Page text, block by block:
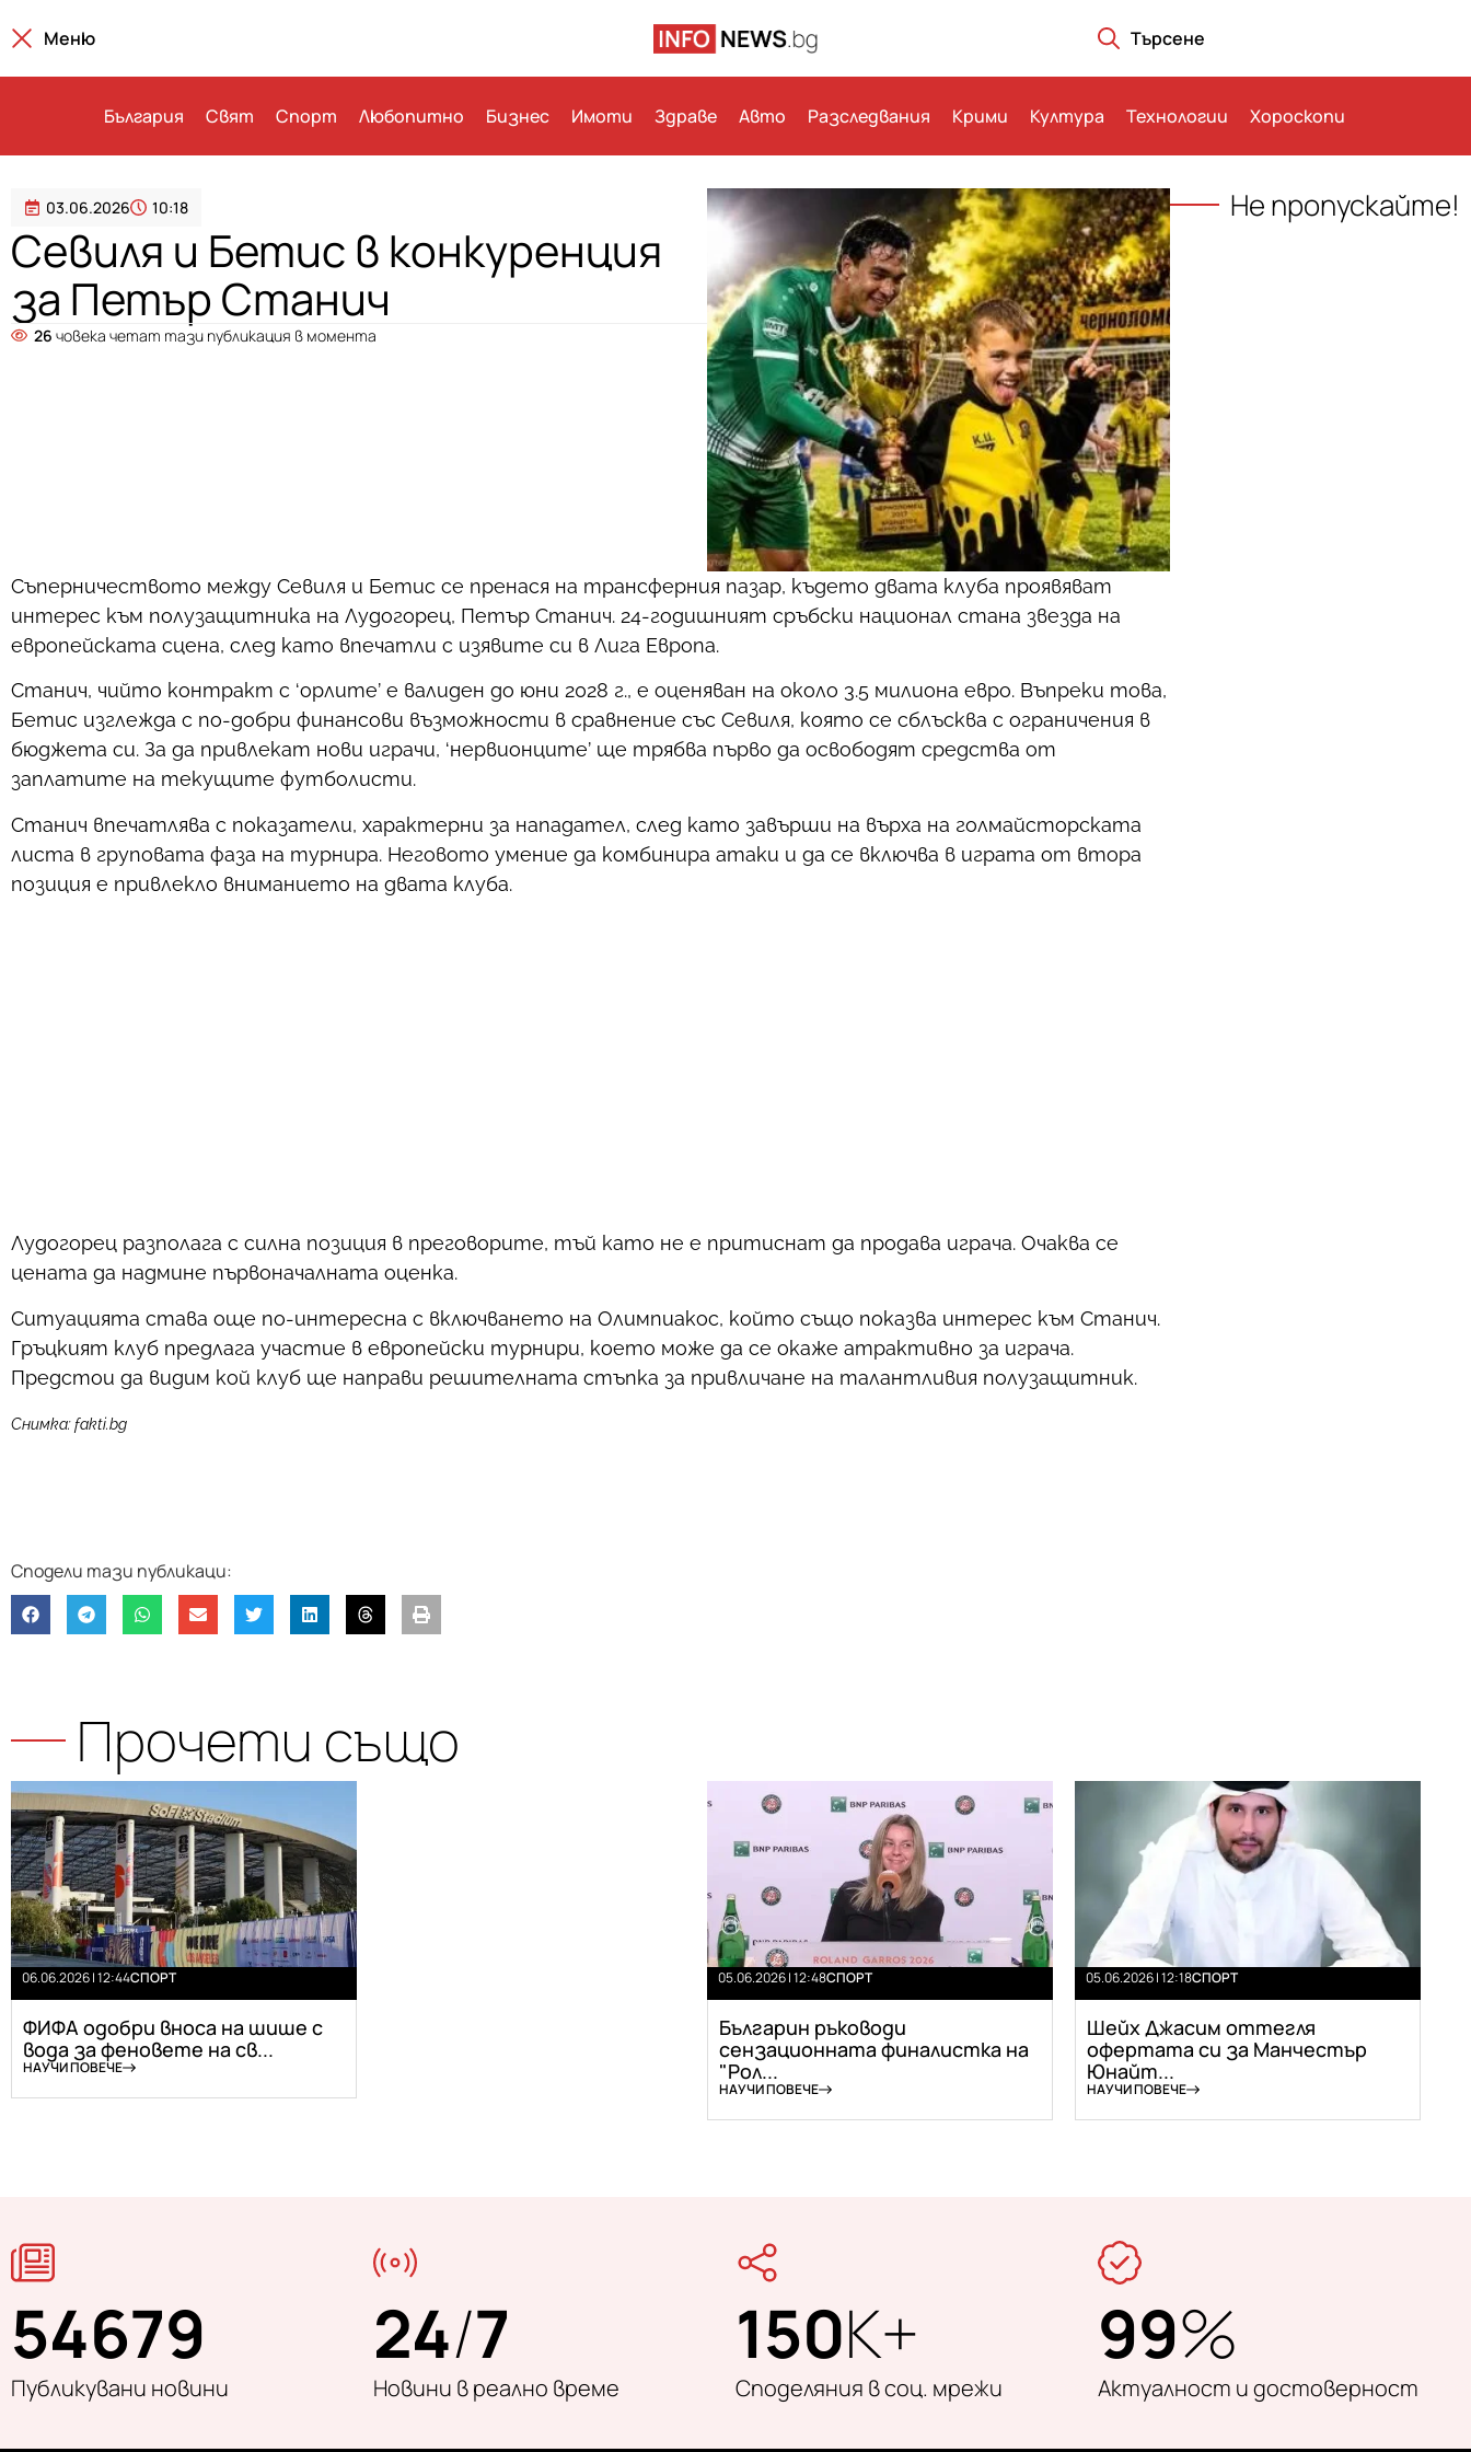
Меню Търсене
България Свят Спорт Любопитно Бизнес Имоти Здраве Авто Разследвания Крими Култура Технологии Хороскопи
03.06.2026 10:18
Севиля и Бетис в конкуренция
за Петър Станич
26 човека четат тази публикация в момента
Съперничеството между Севиля и Бетис се пренася на трансферния пазар, където двата клуба проявяват
интерес към полузащитника на Лудогорец, Петър Станич. 24-годишният сръбски национал стана звезда на
европейската сцена, след като впечатли с изявите си в Лига Европа.
Станич, чийто контракт с ‘орлите’ е валиден до юни 2028 г., е оценяван на около 3.5 милиона евро. Въпреки това,
Бетис изглежда с по-добри финансови възможности в сравнение със Севиля, която се сблъсква с ограничения в
бюджета си. За да привлекат нови играчи, ‘нервионците’ ще трябва първо да освободят средства от
заплатите на текущите футболисти.
Станич впечатлява с показатели, характерни за нападател, след като завърши на върха на голмайсторската
листа в груповата фаза на турнира. Неговото умение да комбинира атаки и да се включва в играта от втора
позиция е привлекло вниманието на двата клуба.
Лудогорец разполага с силна позиция в преговорите, тъй като не е притиснат да продава играча. Очаква се
цената да надмине първоначалната оценка.
Ситуацията става още по-интересна с включването на Олимпиакос, който също показва интерес към Станич.
Гръцкият клуб предлага участие в европейски турнири, което може да се окаже атрактивно за играча.
Предстои да видим кой клуб ще направи решителната стъпка за привличане на талантливия полузащитник.
Снимка: fakti.bg
Не пропускайте!
Прочети също
06.06.2026 | 12:44СПОРТ
ФИФА одобри вноса на шише с
вода за феновете на св...
НАУЧИ ПОВЕЧЕ
05.06.2026 | 12:48СПОРТ
Българин ръководи
сензационната финалистка на
"Рол...
НАУЧИ ПОВЕЧЕ
05.06.2026 | 12:18СПОРТ
Шейх Джасим оттегля
офертата си за Манчестър
Юнайт...
НАУЧИ ПОВЕЧЕ
54679
Публикувани новини
24/7
Новини в реално време
150K+
Споделяния в соц. мрежи
99%
Актуалност и достоверност